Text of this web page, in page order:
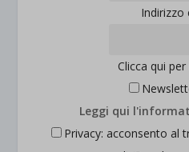
Indirizzo
Clicca qui
Leggi qui
Privacy: acconsento al